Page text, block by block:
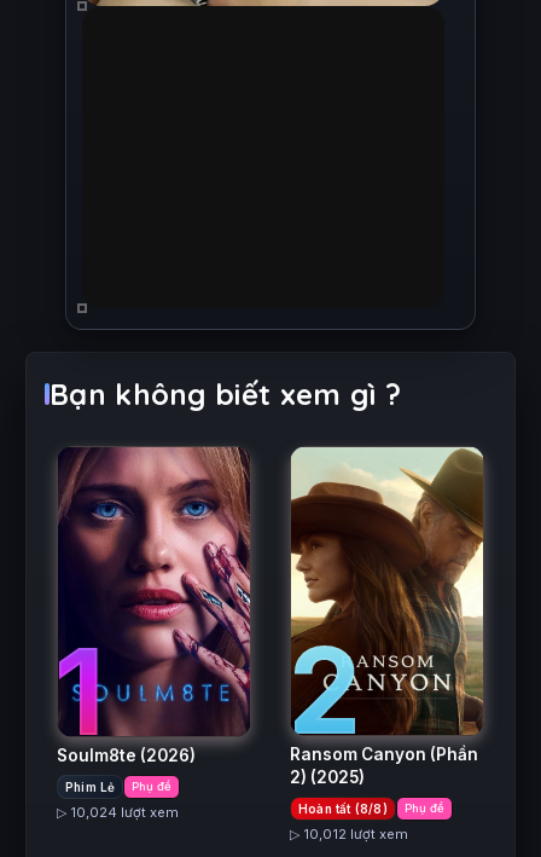
Bạn không biết xem gì ?
1
Soulm8te (2026)
Phim Lẻ Phụ đề
▷ 10,024 lượt xem
2
Ransom Canyon (Phần
2) (2025)
Hoàn tất (8/8) Phụ đề
▷ 10,012 lượt xem